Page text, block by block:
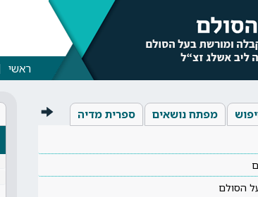
ראשי
מפתח נושאים ספרית מדיה
הסולם